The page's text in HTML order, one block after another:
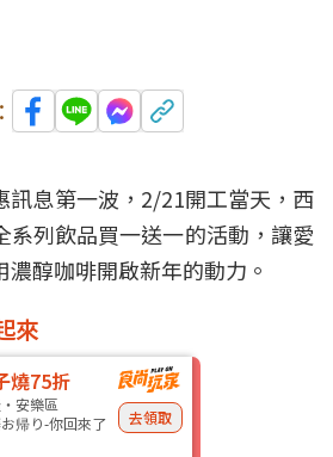
訊息第一波，2/21開工當天，西
系列飲品買一送一的活動，讓愛
醇咖啡開啟新年的動力。
來
燒75折
安樂區
帰り-你回來了
去領取